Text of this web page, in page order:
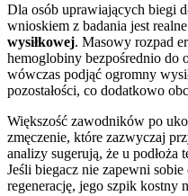
Dla osób uprawiających biegi
wnioskiem z badania jest
wysiłkowej. Masowy rozpad
hemoglobiny bezpośrednio do
wówczas podjąć ogromny
pozostałości, co dodatkowo
Większość zawodników po
zmęczenie, które zazwyczaj
analizy sugerują, że u podłoża
Jeśli biegacz nie zapewni
regenerację, jego szpik kostny